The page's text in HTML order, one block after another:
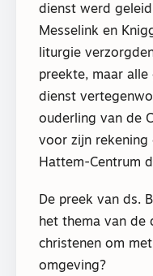
dienst werd
Messelink en
liturgie
preekte, maar
dienst
ouderling van de
voor zijn rekening
Hattem-Centrum
De preek van ds.
het thema van de
christenen om
omgeving?